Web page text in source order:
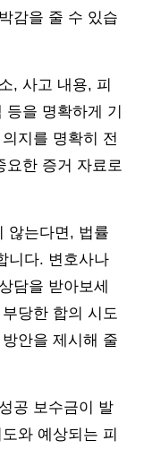
감을 줄 수 있습
, 사고 내용, 피
을 명확하게 기
지를 명확히 전
요한 증거 자료로
않는다면, 법률
니다. 변호사나
담을 받아보세
당한 합의 시도
안을 제시해 줄
공 보수금이 발
와 예상되는 피